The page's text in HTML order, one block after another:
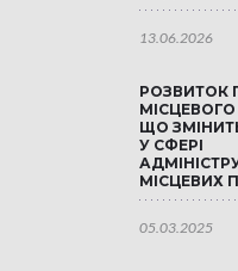
13.06.2026
РОЗВИТОК
МІСЦЕВОГО
ЩО
У СФЕРІ
МІСЦЕВИХ
05.03.2025